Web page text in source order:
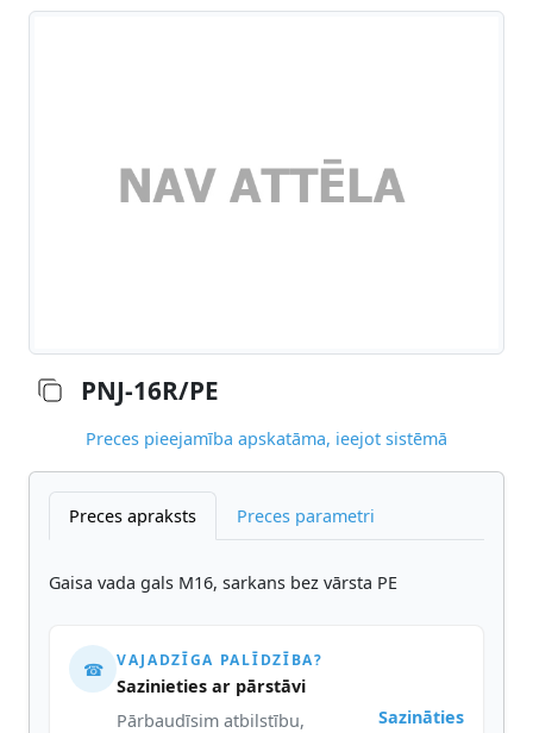
PNJ-16R/PE
Preces pieejamība apskatāma, ieejot sistēmā
Preces apraksts Preces parametri
Gaisa vada gals M16, sarkans bez vārsta PE
☎ VAJADZĪGA PALĪDZĪBA?
Sazinieties ar pārstāvi
Pārbaudīsim atbilstību,
Sazināties